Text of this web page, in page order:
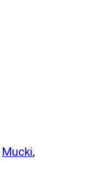
Mucki,